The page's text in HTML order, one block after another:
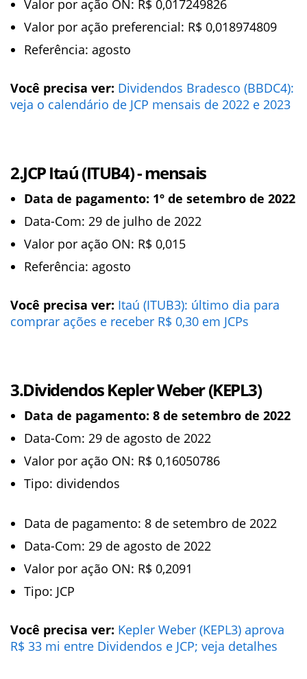
Valor por ação ON: R$ 0,017249826
Valor por ação preferencial: R$ 0,018974809
Referência: agosto
Você precisa ver: Dividendos Bradesco (BBDC4):
veja o calendário de JCP mensais de 2022 e 2023
2.JCP Itaú (ITUB4) - mensais
Data de pagamento: 1º de setembro de 2022
Data-Com: 29 de julho de 2022
Valor por ação ON: R$ 0,015
Referência: agosto
Você precisa ver: Itaú (ITUB3): último dia para
comprar ações e receber R$ 0,30 em JCPs
3.Dividendos Kepler Weber (KEPL3)
Data de pagamento: 8 de setembro de 2022
Data-Com: 29 de agosto de 2022
Valor por ação ON: R$ 0,16050786
Tipo: dividendos
Data de pagamento: 8 de setembro de 2022
Data-Com: 29 de agosto de 2022
Valor por ação ON: R$ 0,2091
Tipo: JCP
Você precisa ver: Kepler Weber (KEPL3) aprova
R$ 33 mi entre Dividendos e JCP; veja detalhes